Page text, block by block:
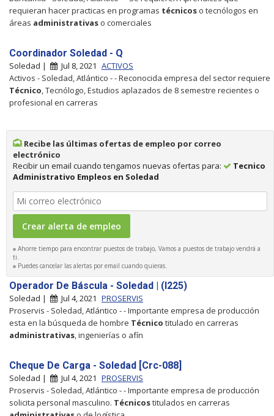
requieran hacer practicas en programas técnicos o tecnólogos en
áreas administrativas o comerciales
Coordinador Soledad - Q
Soledad | Jul 8, 2021 ACTIVOS
Activos - Soledad, Atlántico - - Reconocida empresa del sector requiere
Técnico , Tecnólogo, Estudios aplazados de 8 semestre recientes o
profesional en carreras
Recibe las últimas ofertas de empleo por correo
electrónico
Recibir un email cuando tengamos nuevas ofertas para:
Tecnico
Administrativo Empleos en Soledad
Ahorre tiempo para encontrar puestos de trabajo, Vamos a puestos de trabajo vendrá a
ti.
Puedes cancelar las alertas por email cuando quieras.
Operador De Báscula - Soledad | (I225)
Soledad | Jul 4, 2021 PROSERVIS
Proservis - Soledad, Atlántico - - Importante empresa de producción
esta en la búsqueda de hombre Técnico titulado en carreras
administrativas , ingenierías o afín
Cheque De Carga - Soledad [Crc-088]
Soledad | Jul 4, 2021 PROSERVIS
Proservis - Soledad, Atlántico - - Importante empresa de producción
solicita personal masculino. Técnicostitulados en carreras